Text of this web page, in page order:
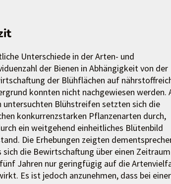
Unterschiede in der Arten- und
der Bienen in Abhängigkeit von der
der Blühflächen auf
konnten nicht nachgewiesen werden.
untersuchten Blühstreifen setzten sich die
konkurrenzstarken Pflanzenarten durch,
ein weitgehend einheitliches Blütenbild
Die Erhebungen zeigten
sich die Bewirtschaftung über einen Zeitraum
Jahren nur geringfügig auf die
Es ist jedoch anzunehmen, dass bei einer